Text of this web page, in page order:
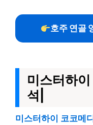
호주 연골
미스터하
석|
미스터하이 코코메